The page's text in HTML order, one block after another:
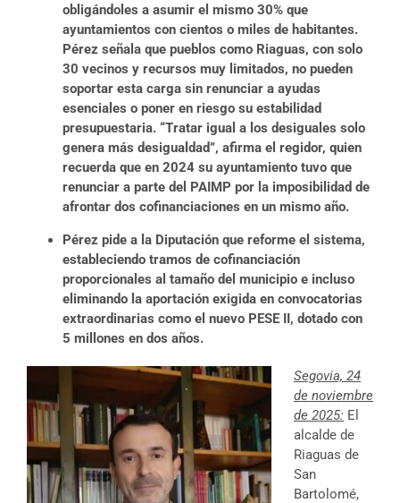
obligándoles a asumir el mismo 30% que
ayuntamientos con cientos o miles de habitantes.
Pérez señala que pueblos como Riaguas, con solo
30 vecinos y recursos muy limitados, no pueden
soportar esta carga sin renunciar a ayudas
esenciales o poner en riesgo su estabilidad
presupuestaria. “Tratar igual a los desiguales solo
genera más desigualdad”, afirma el regidor, quien
recuerda que en 2024 su ayuntamiento tuvo que
renunciar a parte del PAIMP por la imposibilidad de
afrontar dos cofinanciaciones en un mismo año.
Pérez pide a la Diputación que reforme el sistema,
estableciendo tramos de cofinanciación
proporcionales al tamaño del municipio e incluso
eliminando la aportación exigida en convocatorias
extraordinarias como el nuevo PESE II, dotado con
5 millones en dos años.
Segovia, 24
de noviembre
de 2025: El
alcalde de
Riaguas de
San
Bartolomé,